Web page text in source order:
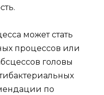
может стать
процессов или
головы
по